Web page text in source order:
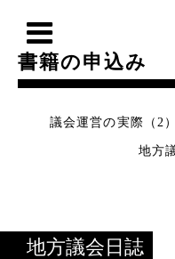
書籍の申込み
議会運営の実際（2）
地方
地方議会日誌